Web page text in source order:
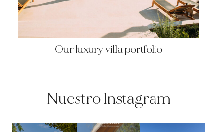
Our luxury villa portfolio
Nuestro Instagram